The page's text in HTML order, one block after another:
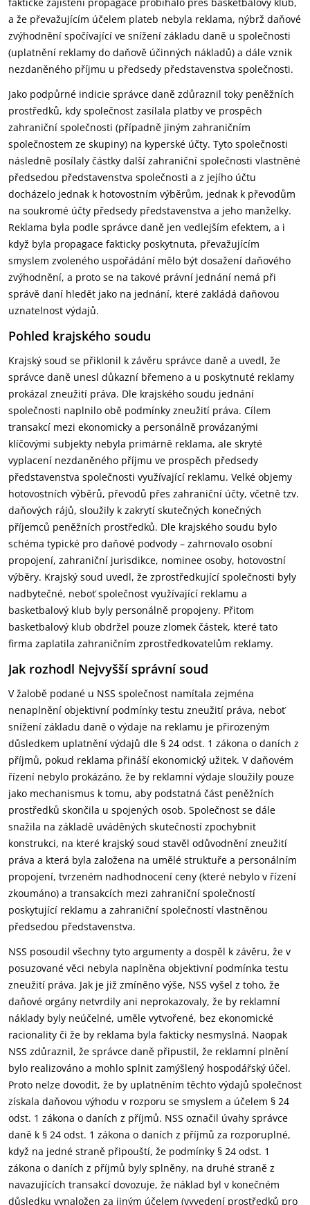
a že převažujícím účelem plateb nebyla reklama, nýbrž daňové
zvýhodnění spočívající ve snížení základu daně u společnosti
(uplatnění reklamy do daňově účinných nákladů) a dále vznik
nezdaněného příjmu u předsedy představenstva společnosti.
Jako podpůrné indicie správce daně zdůraznil toky peněžních
prostředků, kdy společnost zasílala platby ve prospěch
zahraniční společnosti (případně jiným zahraničním
společnostem ze skupiny) na kyperské účty. Tyto společnosti
následně posílaly částky další zahraniční společnosti vlastněné
předsedou představenstva společnosti a z jejího účtu
docházelo jednak k hotovostním výběrům, jednak k převodům
na soukromé účty předsedy představenstva a jeho manželky.
Reklama byla podle správce daně jen vedlejším efektem, a i
když byla propagace fakticky poskytnuta, převažujícím
smyslem zvoleného uspořádání mělo být dosažení daňového
zvýhodnění, a proto se na takové právní jednání nemá při
správě daní hledět jako na jednání, které zakládá daňovou
uznatelnost výdajů.
Pohled krajského soudu
Krajský soud se přiklonil k závěru správce daně a uvedl, že
správce daně unesl důkazní břemeno a u poskytnuté reklamy
prokázal zneužití práva. Dle krajského soudu jednání
společnosti naplnilo obě podmínky zneužití práva. Cílem
transakcí mezi ekonomicky a personálně provázanými
klíčovými subjekty nebyla primárně reklama, ale skryté
vyplacení nezdaněného příjmu ve prospěch předsedy
představenstva společnosti využívající reklamu. Velké objemy
hotovostních výběrů, převodů přes zahraniční účty, včetně tzv.
daňových rájů, sloužily k zakrytí skutečných konečných
příjemců peněžních prostředků. Dle krajského soudu bylo
schéma typické pro daňové podvody – zahrnovalo osobní
propojení, zahraniční jurisdikce, nominee osoby, hotovostní
výběry. Krajský soud uvedl, že zprostředkující společnosti byly
nadbytečné, neboť společnost využívající reklamu a
basketbalový klub byly personálně propojeny. Přitom
basketbalový klub obdržel pouze zlomek částek, které tato
firma zaplatila zahraničním zprostředkovatelům reklamy.
Jak rozhodl Nejvyšší správní soud
V žalobě podané u NSS společnost namítala zejména
nenaplnění objektivní podmínky testu zneužití práva, neboť
snížení základu daně o výdaje na reklamu je přirozeným
důsledkem uplatnění výdajů dle § 24 odst. 1 zákona o daních z
příjmů, pokud reklama přináší ekonomický užitek. V daňovém
řízení nebylo prokázáno, že by reklamní výdaje sloužily pouze
jako mechanismus k tomu, aby podstatná část peněžních
prostředků skončila u spojených osob. Společnost se dále
snažila na základě uváděných skutečností zpochybnit
konstrukci, na které krajský soud stavěl odůvodnění zneužití
práva a která byla založena na umělé struktuře a personálním
propojení, tvrzeném nadhodnocení ceny (které nebylo v řízení
zkoumáno) a transakcích mezi zahraniční společností
poskytující reklamu a zahraniční společností vlastněnou
předsedou představenstva.
NSS posoudil všechny tyto argumenty a dospěl k závěru, že v
posuzované věci nebyla naplněna objektivní podmínka testu
zneužití práva. Jak je již zmíněno výše, NSS vyšel z toho, že
daňové orgány netvrdily ani neprokazovaly, že by reklamní
náklady byly neúčelné, uměle vytvořené, bez ekonomické
racionality či že by reklama byla fakticky nesmyslná. Naopak
NSS zdůraznil, že správce daně připustil, že reklamní plnění
bylo realizováno a mohlo splnit zamýšlený hospodářský účel.
Proto nelze dovodit, že by uplatněním těchto výdajů společnost
získala daňovou výhodu v rozporu se smyslem a účelem § 24
odst. 1 zákona o daních z příjmů. NSS označil úvahy správce
daně k § 24 odst. 1 zákona o daních z příjmů za rozporuplné,
když na jedné straně připouští, že podmínky § 24 odst. 1
zákona o daních z příjmů byly splněny, na druhé straně z
navazujících transakcí dovozuje, že náklad byl v konečném
důsledku vynaložen za jiným účelem (vyvedení prostředků pro